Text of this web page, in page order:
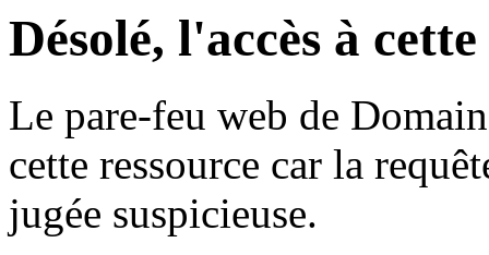
Désolé, l'accès à
Le pare-feu web de
cette ressource car la
jugée suspicieuse.